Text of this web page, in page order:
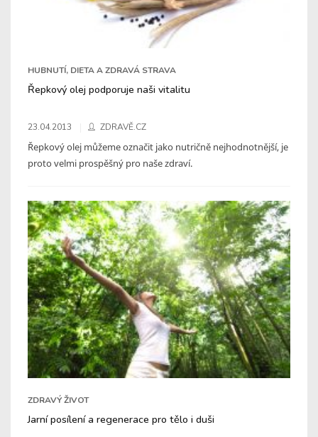
HUBNUTÍ, DIETA A ZDRAVÁ STRAVA
Řepkový olej podporuje naši vitalitu
23.04.2013 ZDRAVĚ.CZ
Řepkový olej můžeme označit jako nutričně nejhodnotnější, je
proto velmi prospěšný pro naše zdraví.
ZDRAVÝ ŽIVOT
Jarní posílení a regenerace pro tělo i duši